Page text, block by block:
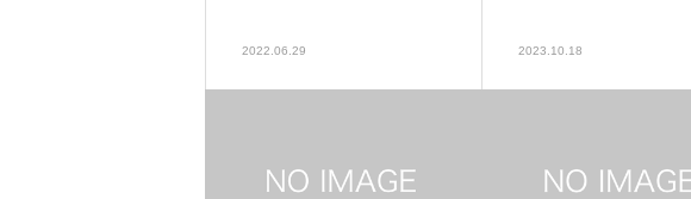
2022.06.29 2023.10.18